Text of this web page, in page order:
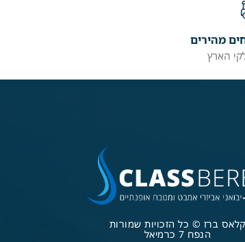
מהירים
הארץ
קלאס ברז © כל הזכויות שמורות
הנפח 7 כרמיאל